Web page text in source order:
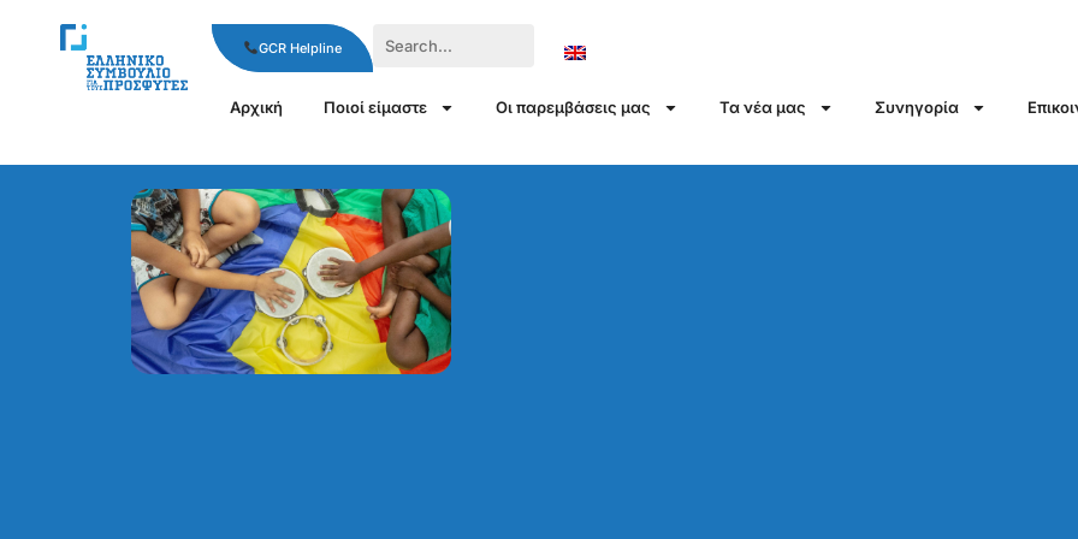
GCR Helpline
Αρχική Ποιοί είμαστε Οι παρεμβάσεις μας Τα νέα μας Συνηγορία